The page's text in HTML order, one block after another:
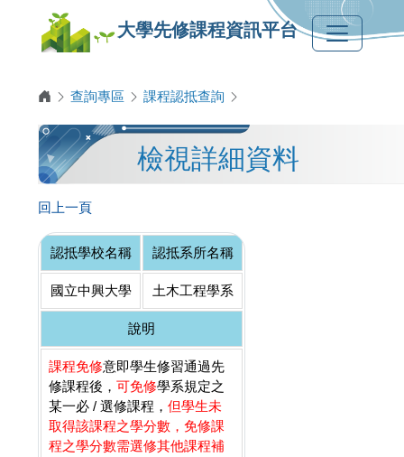
大學先修課程資訊平台
查詢專區 課程認抵查詢
檢視詳細資料
回上一頁
認抵學校名稱 認抵系所名稱
國立中興大學 土木工程學系
說明
課程免修意即學生修習通過先
修課程後， 可免修學系規定之
某一必 / 選修課程， 但學生未
取得該課程之學分數，免修課
程之學分數需選修其他課程補